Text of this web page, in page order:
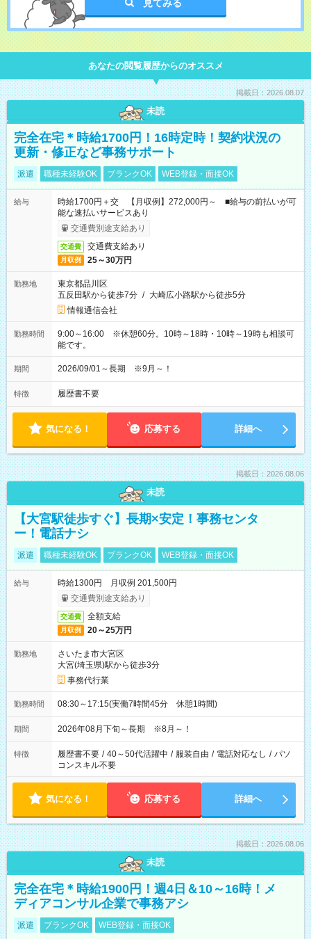
見てみる
あなたの閲覧履歴からのオススメ
掲載日：2026.08.07
未読
完全在宅＊時給1700円！16時定時！契約状況の
更新・修正など事務サポート
派遣 職種未経験OK ブランクOK WEB登録・面接OK
給与
時給1700円＋交 【月収例】272,000円～ ■給与の前払いが可
能な速払いサービスあり
交通費別途支給あり
交通費 交通費支給あり
月収例 25～30万円
勤務地
東京都品川区
五反田駅から徒歩7分 / 大崎広小路駅から徒歩5分
情報通信会社
勤務時間
9:00～16:00 ※休憩60分。10時～18時・10時～19時も相談可
能です。
期間 2026/09/01～長期 ※9月～！
特徴 履歴書不要
気になる！ 応募する 詳細へ
掲載日：2026.08.06
未読
【大宮駅徒歩すぐ】長期×安定！事務センタ
ー！電話ナシ
派遣 職種未経験OK ブランクOK WEB登録・面接OK
給与
時給1300円 月収例 201,500円
交通費別途支給あり
交通費 全額支給
月収例 20～25万円
勤務地
さいたま市大宮区
大宮(埼玉県)駅から徒歩3分
事務代行業
勤務時間 08:30～17:15(実働7時間45分 休憩1時間)
期間 2026年08月下旬～長期 ※8月～！
特徴 履歴書不要 / 40～50代活躍中 / 服装自由 / 電話対応なし / パソ
コンスキル不要
気になる！ 応募する 詳細へ
掲載日：2026.08.06
未読
完全在宅＊時給1900円！週4日＆10～16時！メ
ディアコンサル企業で事務アシ
派遣 ブランクOK WEB登録・面接OK